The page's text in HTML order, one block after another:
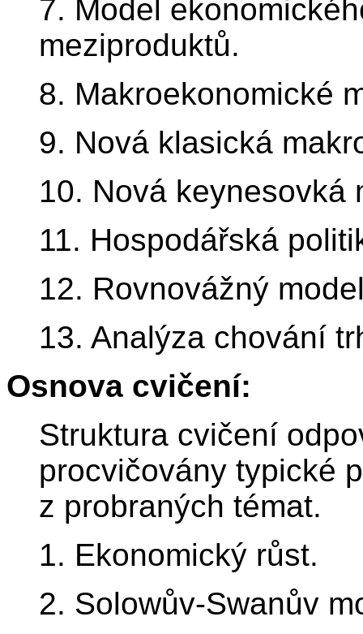
7. Model
meziproduktů.
8. Makroekonomické
9. Nová klasická
10. Nová keynesovká
11. Hospodářská
12. Rovnovážný
13. Analýza chování
Osnova cvičení:
Struktura cvičení
procvičovány typické
z probraných témat.
1. Ekonomický růst.
2. Solowův-Swanův